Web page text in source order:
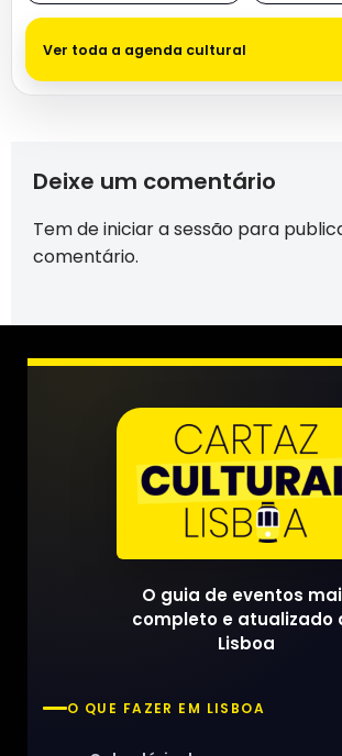
Ver toda a agenda cultural
Deixe um comentário
Tem deiniciar a sessão para
comentário.
O guia de eventos
completo e atualizado
Lisboa
O QUE FAZER EM LISBOA